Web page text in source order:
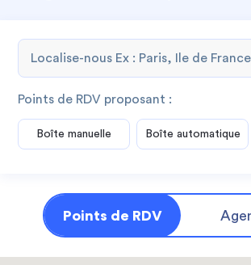
Points de RDV proposant :
Boîte manuelle Boîte automatique
Points de RDV